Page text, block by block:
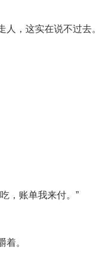
人，这实在说不过去
，账单我来付。”
。